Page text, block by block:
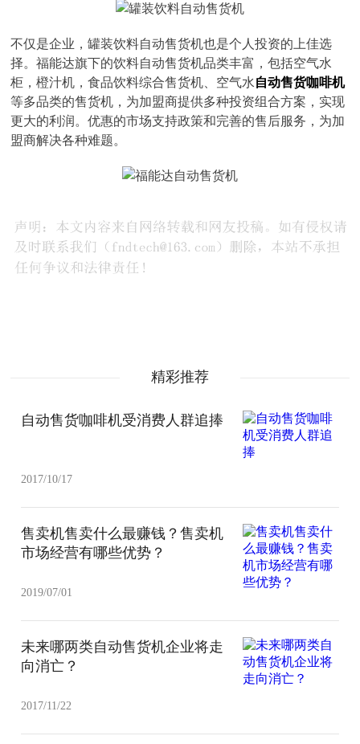
不仅是企业，罐装饮料自动售货机也是个人投资的上佳选
择。福能达旗下的饮料自动售货机品类丰富，包括空气水
柜，橙汁机，食品饮料综合售货机、空气水自动售货咖啡机
等多品类的售货机，为加盟商提供多种投资组合方案，实现
更大的利润。优惠的市场支持政策和完善的售后服务，为加
盟商解决各种难题。
精彩推荐
自动售货咖啡机受消费人群追捧
2017/10/17
售卖机售卖什么最赚钱？售卖机
市场经营有哪些优势？
2019/07/01
未来哪两类自动售货机企业将走
向消亡？
2017/11/22